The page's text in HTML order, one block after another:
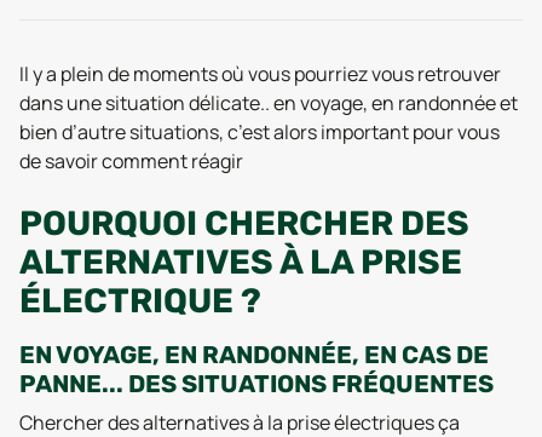
Il y a plein de moments où vous pourriez vous retrouver
dans une situation délicate.. en voyage, en randonnée et
bien d’autre situations, c’est alors important pour vous
de savoir comment réagir
POURQUOI CHERCHER DES
ALTERNATIVES À LA PRISE
ÉLECTRIQUE ?
EN VOYAGE, EN RANDONNÉE, EN CAS DE
PANNE... DES SITUATIONS FRÉQUENTES
Chercher des alternatives à la prise électriques ça